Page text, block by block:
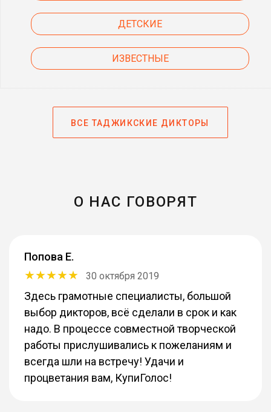
ДЕТСКИЕ
ИЗВЕСТНЫЕ
ВСЕ ТАДЖИКСКИЕ ДИКТОРЫ
О НАС ГОВОРЯТ
Попова Е.
30 октября 2019
Здесь грамотные специалисты, большой
выбор дикторов, всё сделали в срок и как
надо. В процессе совместной творческой
работы прислушивались к пожеланиям и
всегда шли на встречу! Удачи и
процветания вам, КупиГолос!